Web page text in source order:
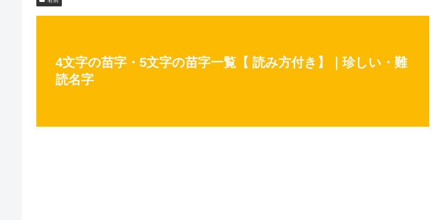
4文字の苗字・5文字の苗字一覧【 読み方付き】｜珍しい・難
読名字